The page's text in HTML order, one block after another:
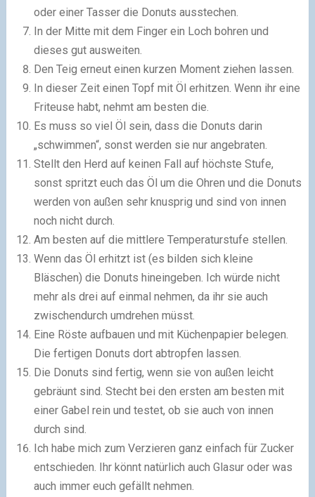
oder einer Tasser die Donuts ausstechen.
In der Mitte mit dem Finger ein Loch bohren und
dieses gut ausweiten.
Den Teig erneut einen kurzen Moment ziehen lassen.
In dieser Zeit einen Topf mit Öl erhitzen. Wenn ihr eine
Friteuse habt, nehmt am besten die.
Es muss so viel Öl sein, dass die Donuts darin
„schwimmen“, sonst werden sie nur angebraten.
Stellt den Herd auf keinen Fall auf höchste Stufe,
sonst spritzt euch das Öl um die Ohren und die Donuts
werden von außen sehr knusprig und sind von innen
noch nicht durch.
Am besten auf die mittlere Temperaturstufe stellen.
Wenn das Öl erhitzt ist (es bilden sich kleine
Bläschen) die Donuts hineingeben. Ich würde nicht
mehr als drei auf einmal nehmen, da ihr sie auch
zwischendurch umdrehen müsst.
Eine Röste aufbauen und mit Küchenpapier belegen.
Die fertigen Donuts dort abtropfen lassen.
Die Donuts sind fertig, wenn sie von außen leicht
gebräunt sind. Stecht bei den ersten am besten mit
einer Gabel rein und testet, ob sie auch von innen
durch sind.
Ich habe mich zum Verzieren ganz einfach für Zucker
entschieden. Ihr könnt natürlich auch Glasur oder was
auch immer euch gefällt nehmen.